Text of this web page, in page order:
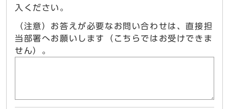
入ください。
（注意）お答えが必要なお問い合わせは、直接担
当部署へお願いします（こちらではお受けできま
せん）。